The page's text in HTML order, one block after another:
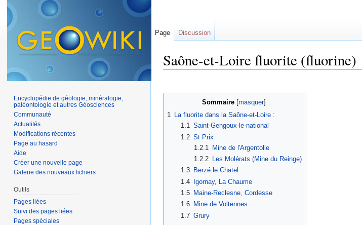
Saône-et-Loire fluorite (fluorine)
Sommaire[ masquer]
1 La fluorite dans la Saône-et-Loire :
1.1 Saint-Gengoux-le-national
1.2 St Prix
1.2.1
Mine de l'Argentolle
1.2.2 Les Molérats (Mine du Reinge)
1.3
Berzé le Chatel
1.4
Igornay, La Chaume
1.5
Maine-Reclesne, Cordesse
1.6
Mine de Voltennes
1.7 Grury
Page Discussion
Encyclopédie de géologie, minéralogie,
paléontologie et autres Géosciences
Communauté
Actualités
Modifications récentes
Page au hasard
Aide
Créer une nouvelle page
Galerie des nouveaux fichiers
Outils
Pages liées
Suivi des pages liées
Pages spéciales